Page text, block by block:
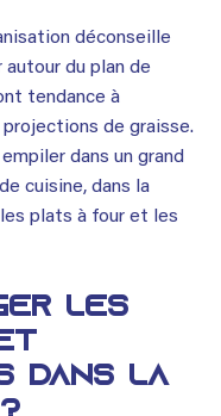
déconseille
autour du plan de
tendance à
de graisse.
dans un grand
cuisine, dans la
plats à four et les
LES
DANS LA